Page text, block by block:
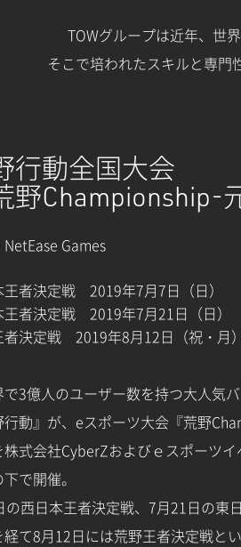
TOWグループは近年、世
そこで培われたスキルと専
行動全国大会
野Championship-
Games
王者決定戦 2019年7月7日（日）
王者決定戦 2019年7月21日（日）
者決定戦 2019年8月12日（祝・月
で3億人のユーザー数を持つ大人気
行動』が、eスポーツ大会『荒野
株式会社CyberZおよびｅスポーツイ
で開催。
の西日本王者決定戦、7月21日の東
経て8月12日には荒野王者決定戦と